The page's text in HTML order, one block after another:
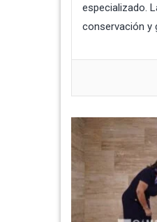
especializado.
conservación y